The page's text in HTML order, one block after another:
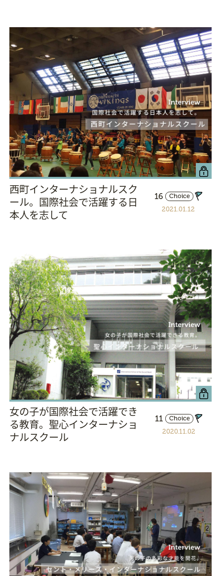
西町インターナショナルスク
ール。国際社会で活躍する日
本人を志して
16
Choice
2021.01.12
女の子が国際社会で活躍でき
る教育。聖心インターナショ
ナルスクール
11
Choice
2020.11.02